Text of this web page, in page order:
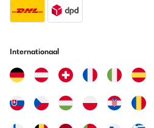
Internationaal